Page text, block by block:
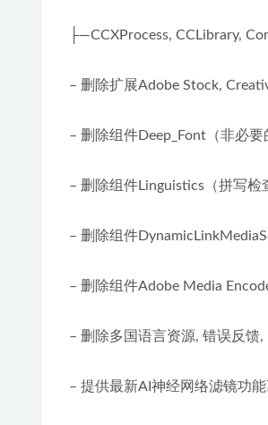
├—CCXProcess, CCLibrary,
– 删除扩展Adobe Stock,
– 删除组件Deep_Font（非必要
– 删除组件Linguistics（拼写检
– 删除组件
– 删除组件Adobe Media
– 删除多国语言资源, 错误反馈,
– 提供最新AI神经网络滤镜功